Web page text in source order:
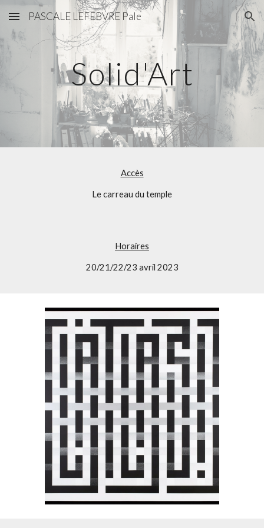
Skip to main content Skip to navigation
PASCALE LEFEBVRE Pale
Solid'Art
Accès
Le carreau du temple
Horaires
20/21/22/23 avril 2023